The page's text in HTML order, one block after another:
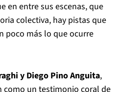
en entre sus escenas, que
colectiva, hay pistas que
poco más lo que ocurre
y Diego Pino Anguita,
como un testimonio coral de